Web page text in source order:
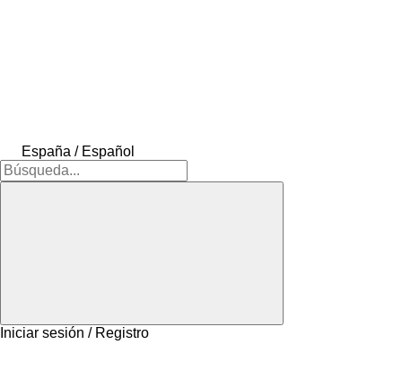
España / Español
Iniciar sesión / Registro